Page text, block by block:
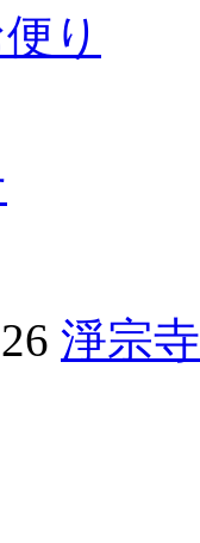
り
淨宗寺